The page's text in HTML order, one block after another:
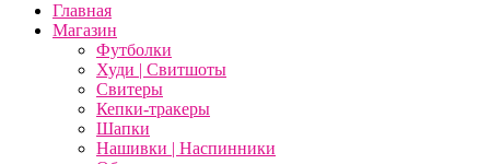
Главная
Магазин
Футболки
Худи | Свитшоты
Свитеры
Кепки-тракеры
Шапки
Нашивки | Наспинники